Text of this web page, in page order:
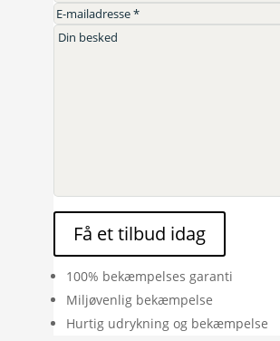
Få et tilbud idag
100% bekæmpelses garanti
Miljøvenlig bekæmpelse
Hurtig udrykning og bekæmpelse